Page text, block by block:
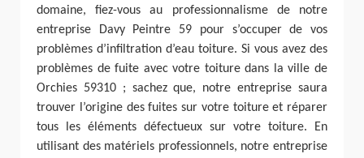
domaine, fiez-vous au professionnalisme de notre
entreprise Davy Peintre 59 pour s’occuper de vos
problèmes d’infiltration d’eau toiture. Si vous avez des
problèmes de fuite avec votre toiture dans la ville de
Orchies 59310 ; sachez que, notre entreprise saura
trouver l’origine des fuites sur votre toiture et réparer
tous les éléments défectueux sur votre toiture. En
utilisant des matériels professionnels, notre entreprise